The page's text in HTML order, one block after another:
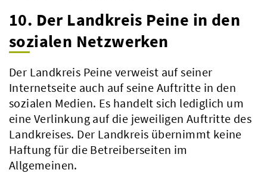
10. Der Landkreis Peine in den
sozialen Netzwerken
Der Landkreis Peine verweist auf seiner
Internetseite auch auf seine Auftritte in den
sozialen Medien. Es handelt sich lediglich um
eine Verlinkung auf die jeweiligen Auftritte des
Landkreises. Der Landkreis übernimmt keine
Haftung für die Betreiberseiten im
Allgemeinen.